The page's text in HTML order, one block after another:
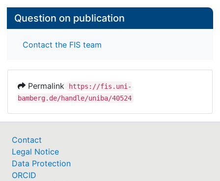
Question on publication
Contact the FIS team
Permalink
https://fis.uni-
bamberg.de/handle/uniba/40524
Contact
Legal Notice
Data Protection
ORCID